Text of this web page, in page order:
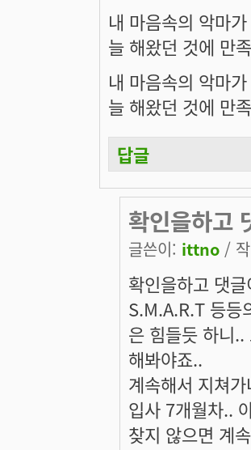
내 마음속의 악마
늘 해왔던 것에 만
내 마음속의 악마
늘 해왔던 것에 만
답글
확인을하고
글쓴이: ittno /
확인을하고 댓
S.M.A.R.T 등등
은 힘들듯 하니
해봐야죠..
계속해서 지쳐
입사 7개월차..
찾지 않으면 계